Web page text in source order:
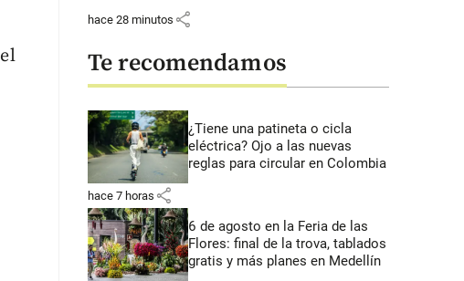
hace 28 minutos share
Te recomendamos
¿Tiene una patineta o cicla
eléctrica? Ojo a las nuevas
reglas para circular en Colombia
hace 7 horas share
6 de agosto en la Feria de las
Flores: final de la trova, tablados
gratis y más planes en Medellín